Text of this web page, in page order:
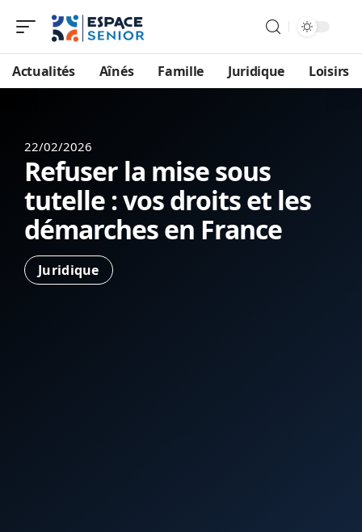
Actualités Aînés Famille Juridique Loisirs
22/02/2026
Refuser la mise sous
tutelle : vos droits et les
démarches en France
Juridique